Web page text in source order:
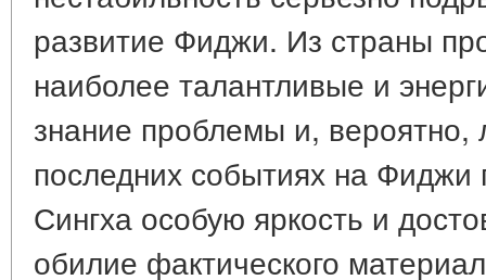
развитие Фиджи. Из страны
наиболее талантливые и
знание проблемы и, вероятно,
последних событиях на
Сингха особую яркость и
обилие фактического